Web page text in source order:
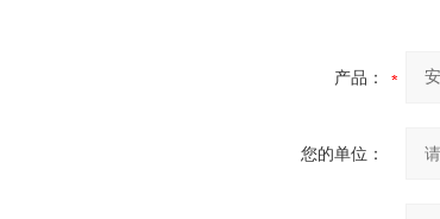
产品：
您的单位：